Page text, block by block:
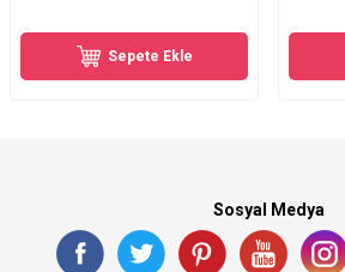
Sepete Ekle
Sosyal Medya